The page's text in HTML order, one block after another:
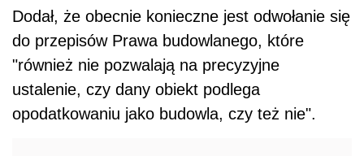
Dodał, że obecnie konieczne jest odwołanie się
do przepisów Prawa budowlanego, które
"również nie pozwalają na precyzyjne
ustalenie, czy dany obiekt podlega
opodatkowaniu jako budowla, czy też nie".